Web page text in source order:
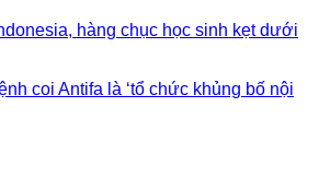
hàng chục học sinh kẹt dưới
coi Antifa là ‘tổ chức khủng bố nội